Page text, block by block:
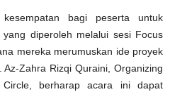
bagi peserta untuk
yang diperoleh melalui sesi Focus
mereka merumuskan ide proyek
Zahra Rizqi Quraini, Organizing
Circle, berharap acara ini dapat